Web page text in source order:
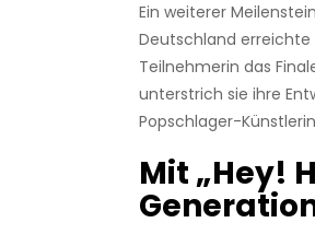
Ein weiterer
Deutschland erreichte
Teilnehmerin das
unterstrich sie ihre
Popschlager-
Mit „Hey!